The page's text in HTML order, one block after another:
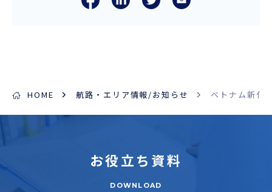
HOME 航路・エリア情報/お知らせ ベトナム新化
お役立ち 資料
DOWNLOAD